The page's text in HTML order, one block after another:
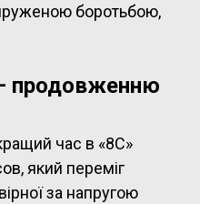
боротьбою,
продовженню
час в «8С»
який переміг
за напругою